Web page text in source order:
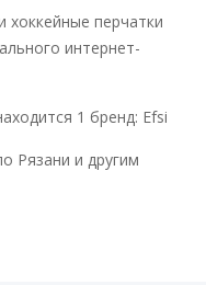
хоккейные перчатки
интернет-
1 бренд: Efsi
Рязани и другим